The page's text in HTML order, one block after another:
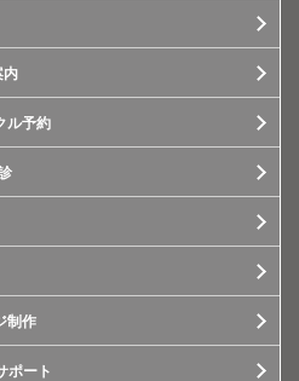
内
ル予約
制作
ポート